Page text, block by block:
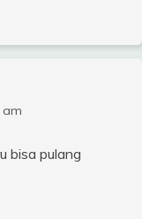
am
bisa pulang